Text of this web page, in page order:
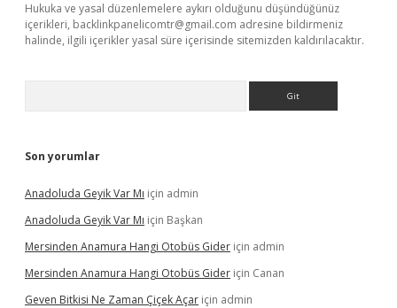
Hukuka ve yasal düzenlemelere aykırı olduğunu düşündüğünüz
içerikleri, backlinkpanelicomtr@gmail.com adresine bildirmeniz
halinde, ilgili içerikler yasal süre içerisinde sitemizden kaldırılacaktır.
Son yorumlar
Anadoluda Geyik Var Mı için admin
Anadoluda Geyik Var Mı için Başkan
Mersinden Anamura Hangi Otobüs Gider için admin
Mersinden Anamura Hangi Otobüs Gider için Canan
Geven Bitkisi Ne Zaman Çiçek Açar için admin